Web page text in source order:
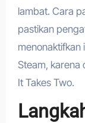
lambat. Cara
pastikan
menonaktifkan
Steam, karena
It Takes Two.